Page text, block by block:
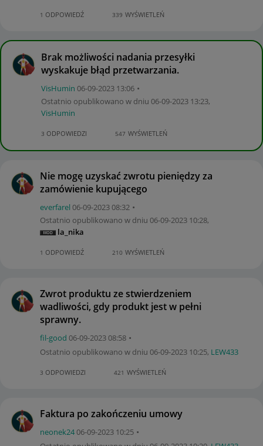
1 ODPOWIEDŹ 339 WYŚWIETLEŃ
Brak możliwości nadania przesyłki
wyskakuje błąd przetwarzania.
VisHumin ‎06-09-2023 13:06
Ostatnio opublikowano w dniu ‎06-09-2023 13:23,
VisHumin
3 ODPOWIEDZI 547 WYŚWIETLEŃ
Nie mogę uzyskać zwrotu pieniędzy za
zamówienie kupującego
everfarel ‎06-09-202308:32
Ostatnio opublikowano w dniu ‎06-09-2023 10:28,
la_nika
1 ODPOWIEDŹ 210 WYŚWIETLEŃ
Zwrot produktu ze stwierdzeniem
wadliwości, gdy produkt jest w pełni
sprawny.
fil-good ‎06-09-202308:58
Ostatnio opublikowano w dniu ‎06-09-2023 10:25, LEW433
3 ODPOWIEDZI 421 WYŚWIETLEŃ
Faktura po zakończeniu umowy
neonek24‎06-09-2023 10:25